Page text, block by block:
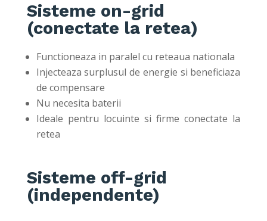
Sisteme on-grid
(conectate la retea)
Functioneaza in paralel cu reteaua nationala
Injecteaza surplusul de energie si beneficiaza
de compensare
Nu necesita baterii
Ideale pentru locuinte si firme conectate la
retea
Sisteme off-grid
(independente)